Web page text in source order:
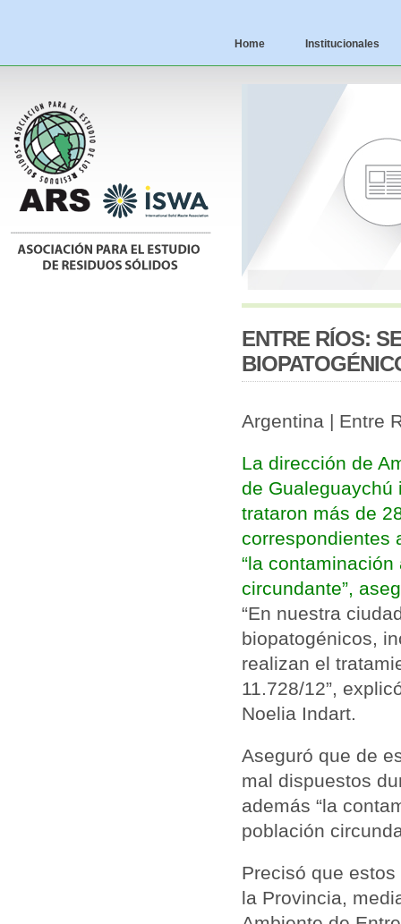
Home Institucionales
ENTRE RÍOS:
Argentina | Entre
La dirección de
de Gualeguaychú
trataron más de
correspondientes
“la
circundante”,
“En nuestra
biopatogénicos,
realizan el
11.728/12”,
Noelia Indart.
Aseguró que de
mal dispuestos
además “la
población
Precisó que estos
la Provincia,